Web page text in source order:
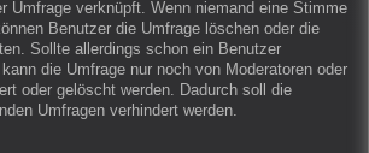
Umfrage verknüpft. Wenn niemand eine Stimme
Benutzer die Umfrage löschen oder die
Sollte allerdings schon ein Benutzer
die Umfrage nur noch von Moderatoren oder
oder gelöscht werden. Dadurch soll die
Umfragen verhindert werden.